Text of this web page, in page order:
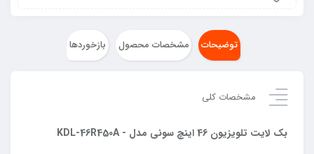
توضیحات مشخصات محصول بازخوردها
مشخصات کلی
بک لایت تلویزیون 46 اینچ سونی مدل KDL-46R450A -